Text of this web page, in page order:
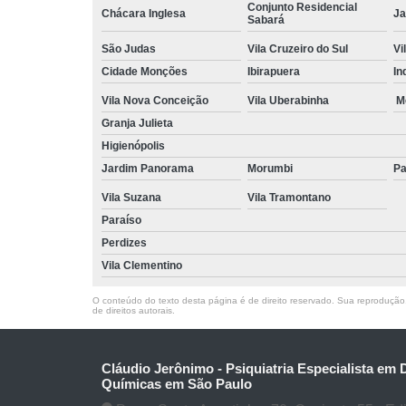
Chácara Inglesa
Conjunto Residencial
Sabará
São Judas Vila Cruzeiro do Sul
Cidade Monções
Ibirapuera
Vila Nova Conceição Vila Uberabinha
Granja Julieta
Higienópolis
Jardim Panorama
Morumbi
Vila Suzana
Vila Tramontano
Paraíso
Perdizes
Vila Clementino
O conteúdo do texto desta página é de direito reservado. Sua
de direitos autorais
Cláudio Jerônimo - Psiquiatria Especialista em
Químicas em São Paulo